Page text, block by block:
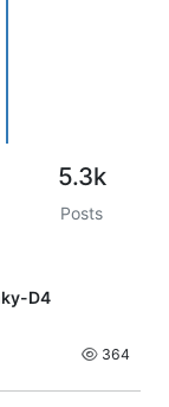
5.3k
Posts
D4
364